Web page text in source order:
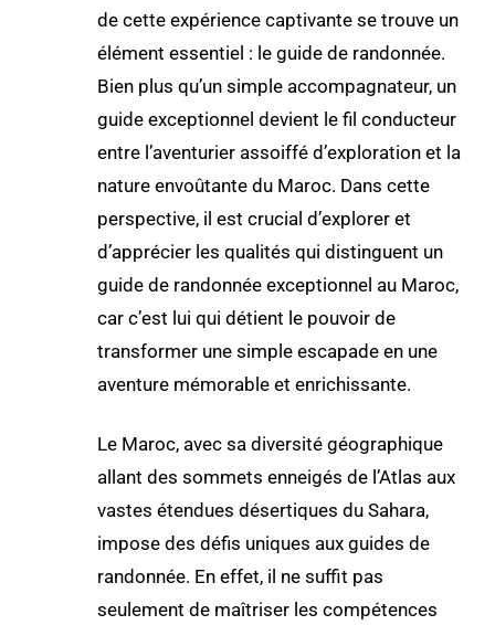
de cette expérience captivante se trouve un
élément essentiel : le guide de randonnée.
Bien plus qu’un simple accompagnateur, un
guide exceptionnel devient le fil conducteur
entre l’aventurier assoiffé d’exploration et la
nature envoûtante du Maroc. Dans cette
perspective, il est crucial d’explorer et
d’apprécier les qualités qui distinguent un
guide de randonnée exceptionnel au Maroc,
car c’est lui qui détient le pouvoir de
transformer une simple escapade en une
aventure mémorable et enrichissante.
Le Maroc, avec sa diversité géographique
allant des sommets enneigés de l’Atlas aux
vastes étendues désertiques du Sahara,
impose des défis uniques aux guides de
randonnée. En effet, il ne suffit pas
seulement de maîtriser les compétences